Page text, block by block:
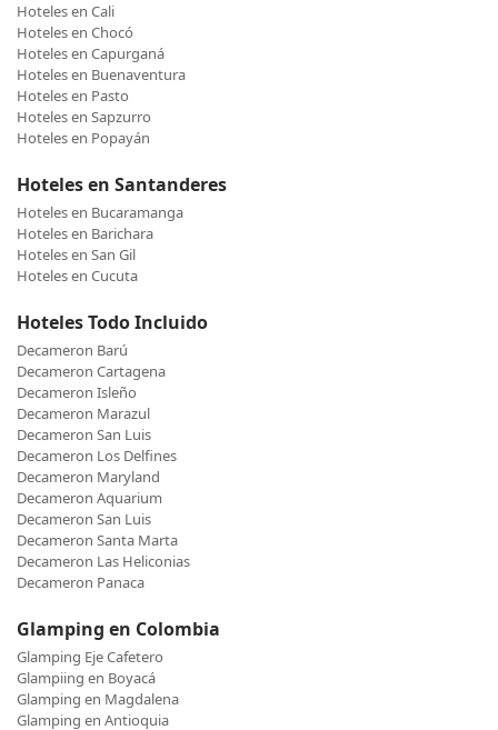
Hoteles en Cali
Hoteles en Chocó
Hoteles en Capurganá
Hoteles en Buenaventura
Hoteles en Pasto
Hoteles en Sapzurro
Hoteles en Popayán
Hoteles en Santanderes
Hoteles en Bucaramanga
Hoteles en Barichara
Hoteles en San Gil
Hoteles en Cucuta
Hoteles Todo Incluido
Decameron Barú
Decameron Cartagena
Decameron Isleño
Decameron Marazul
Decameron San Luis
Decameron Los Delfines
Decameron Maryland
Decameron Aquarium
Decameron San Luis
Decameron Santa Marta
Decameron Las Heliconias
Decameron Panaca
Glamping en Colombia
Glamping Eje Cafetero
Glampiing en Boyacá
Glamping en Magdalena
Glamping en Antioquia